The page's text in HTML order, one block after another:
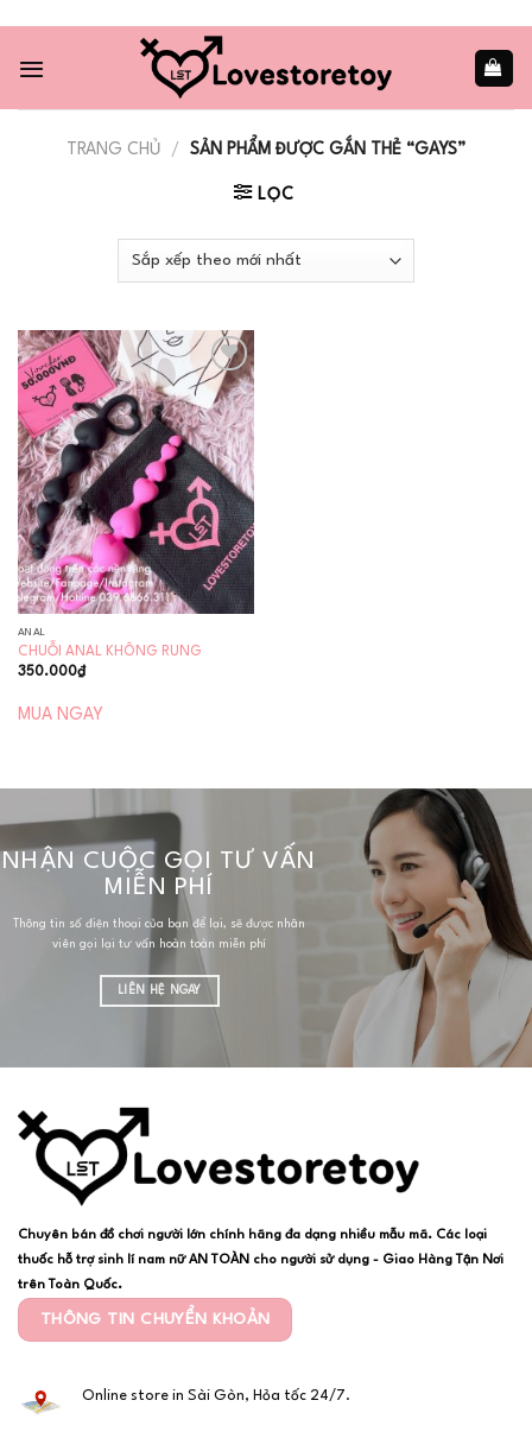
content
TRANG CHỦ / SẢN PHẨM ĐƯỢC GẮN THẺ “GAYS”
LỌC
Add to
wishlist
ANAL
CHUỖI ANAL KHÔNG RUNG
350.000₫
MUA NGAY
NHẬN CUỘC GỌI TƯ VẤN
MIỄN PHÍ
Thông tin số điện thoại của bạn để lại, sẽ được nhân
viên gọi lại tư vấn hoàn toàn miễn phí
LIÊN HỆ NGAY
Chuyên bán đồ chơi người lớn chính hãng đa dạng nhiều mẫu mã. Các loại
thuốc hỗ trợ sinh lí nam nữ AN TOÀN cho người sử dụng - Giao Hàng Tận Nơi
trên Toàn Quốc.
THÔNG TIN CHUYỂN KHOẢN
Online store in Sài Gòn, Hỏa tốc 24/7.